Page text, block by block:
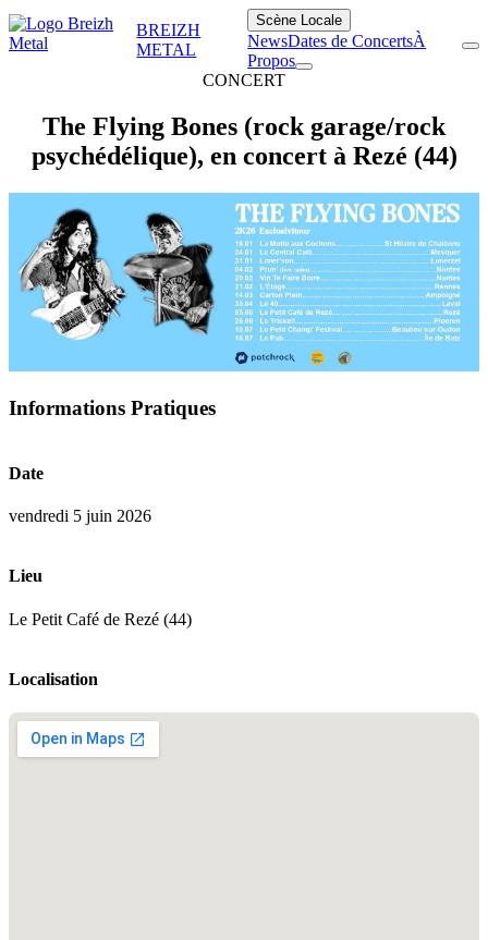
BREIZH
METAL
Scène Locale
NewsDates de ConcertsÀ
Propos
CONCERT
The Flying Bones (rock garage/rock
psychédélique), en concert à Rezé (44)
Informations Pratiques
Date
vendredi 5 juin 2026
Lieu
Le Petit Café de Rezé (44)
Localisation